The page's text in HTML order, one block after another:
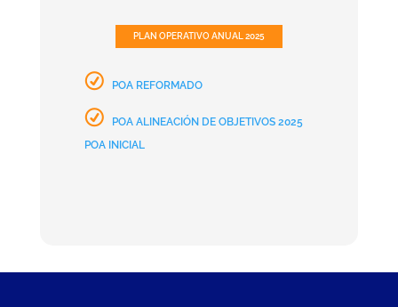
PLAN OPERATIVO ANUAL 2025
POA REFORMADO
POA ALINEACIÓN DE OBJETIVOS 2025
POA INICIAL